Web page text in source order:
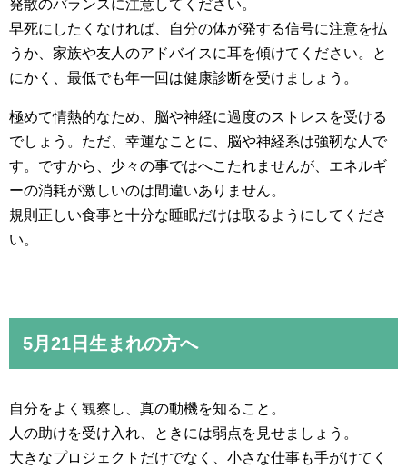
発散のバランスに注意してください。
早死にしたくなければ、自分の体が発する信号に注意を払
うか、家族や友人のアドバイスに耳を傾けてください。と
にかく、最低でも年一回は健康診断を受けましょう。
極めて情熱的なため、脳や神経に過度のストレスを受ける
でしょう。ただ、幸運なことに、脳や神経系は強靭な人で
す。ですから、少々の事ではへこたれませんが、エネルギ
ーの消耗が激しいのは間違いありません。
規則正しい食事と十分な睡眠だけは取るようにしてくださ
い。
5月21日生まれの方へ
自分をよく観察し、真の動機を知ること。
人の助けを受け入れ、ときには弱点を見せましょう。
大きなプロジェクトだけでなく、小さな仕事も手がけてく